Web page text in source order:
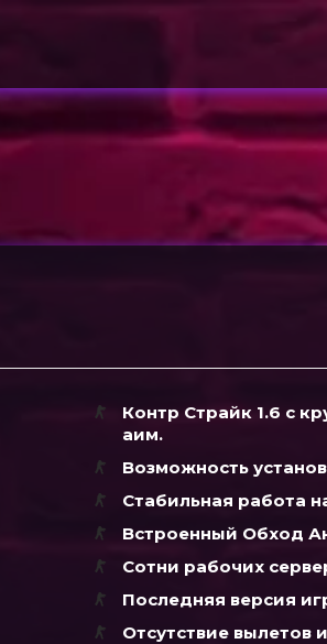
Контр Страйк 1.6 с
аим.
Возможность
Стабильная работа
Встроенный Обход
Сотни рабочих
Последняя версия
Отсутствие вылетов